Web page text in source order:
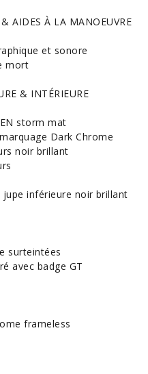
AIDES À LA MANOEUVRE
et sonore
mort
& INTÉRIEURE
storm mat
Dark Chrome
noir brillant
jupe inférieure noir brillant
surteintées
avec badge GT
frameless